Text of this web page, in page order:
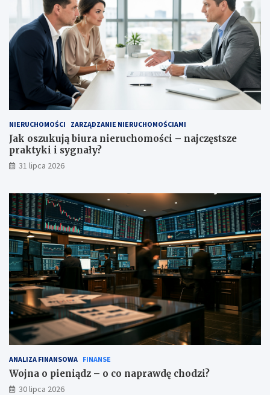
NIERUCHOMOŚCI ZARZĄDZANIE NIERUCHOMOŚCIAMI
Jak oszukują biura nieruchomości – najczęstsze
praktyki i sygnały?
31 lipca 2026
ANALIZA FINANSOWA FINANSE
Wojna o pieniądz – o co naprawdę chodzi?
30 lipca 2026